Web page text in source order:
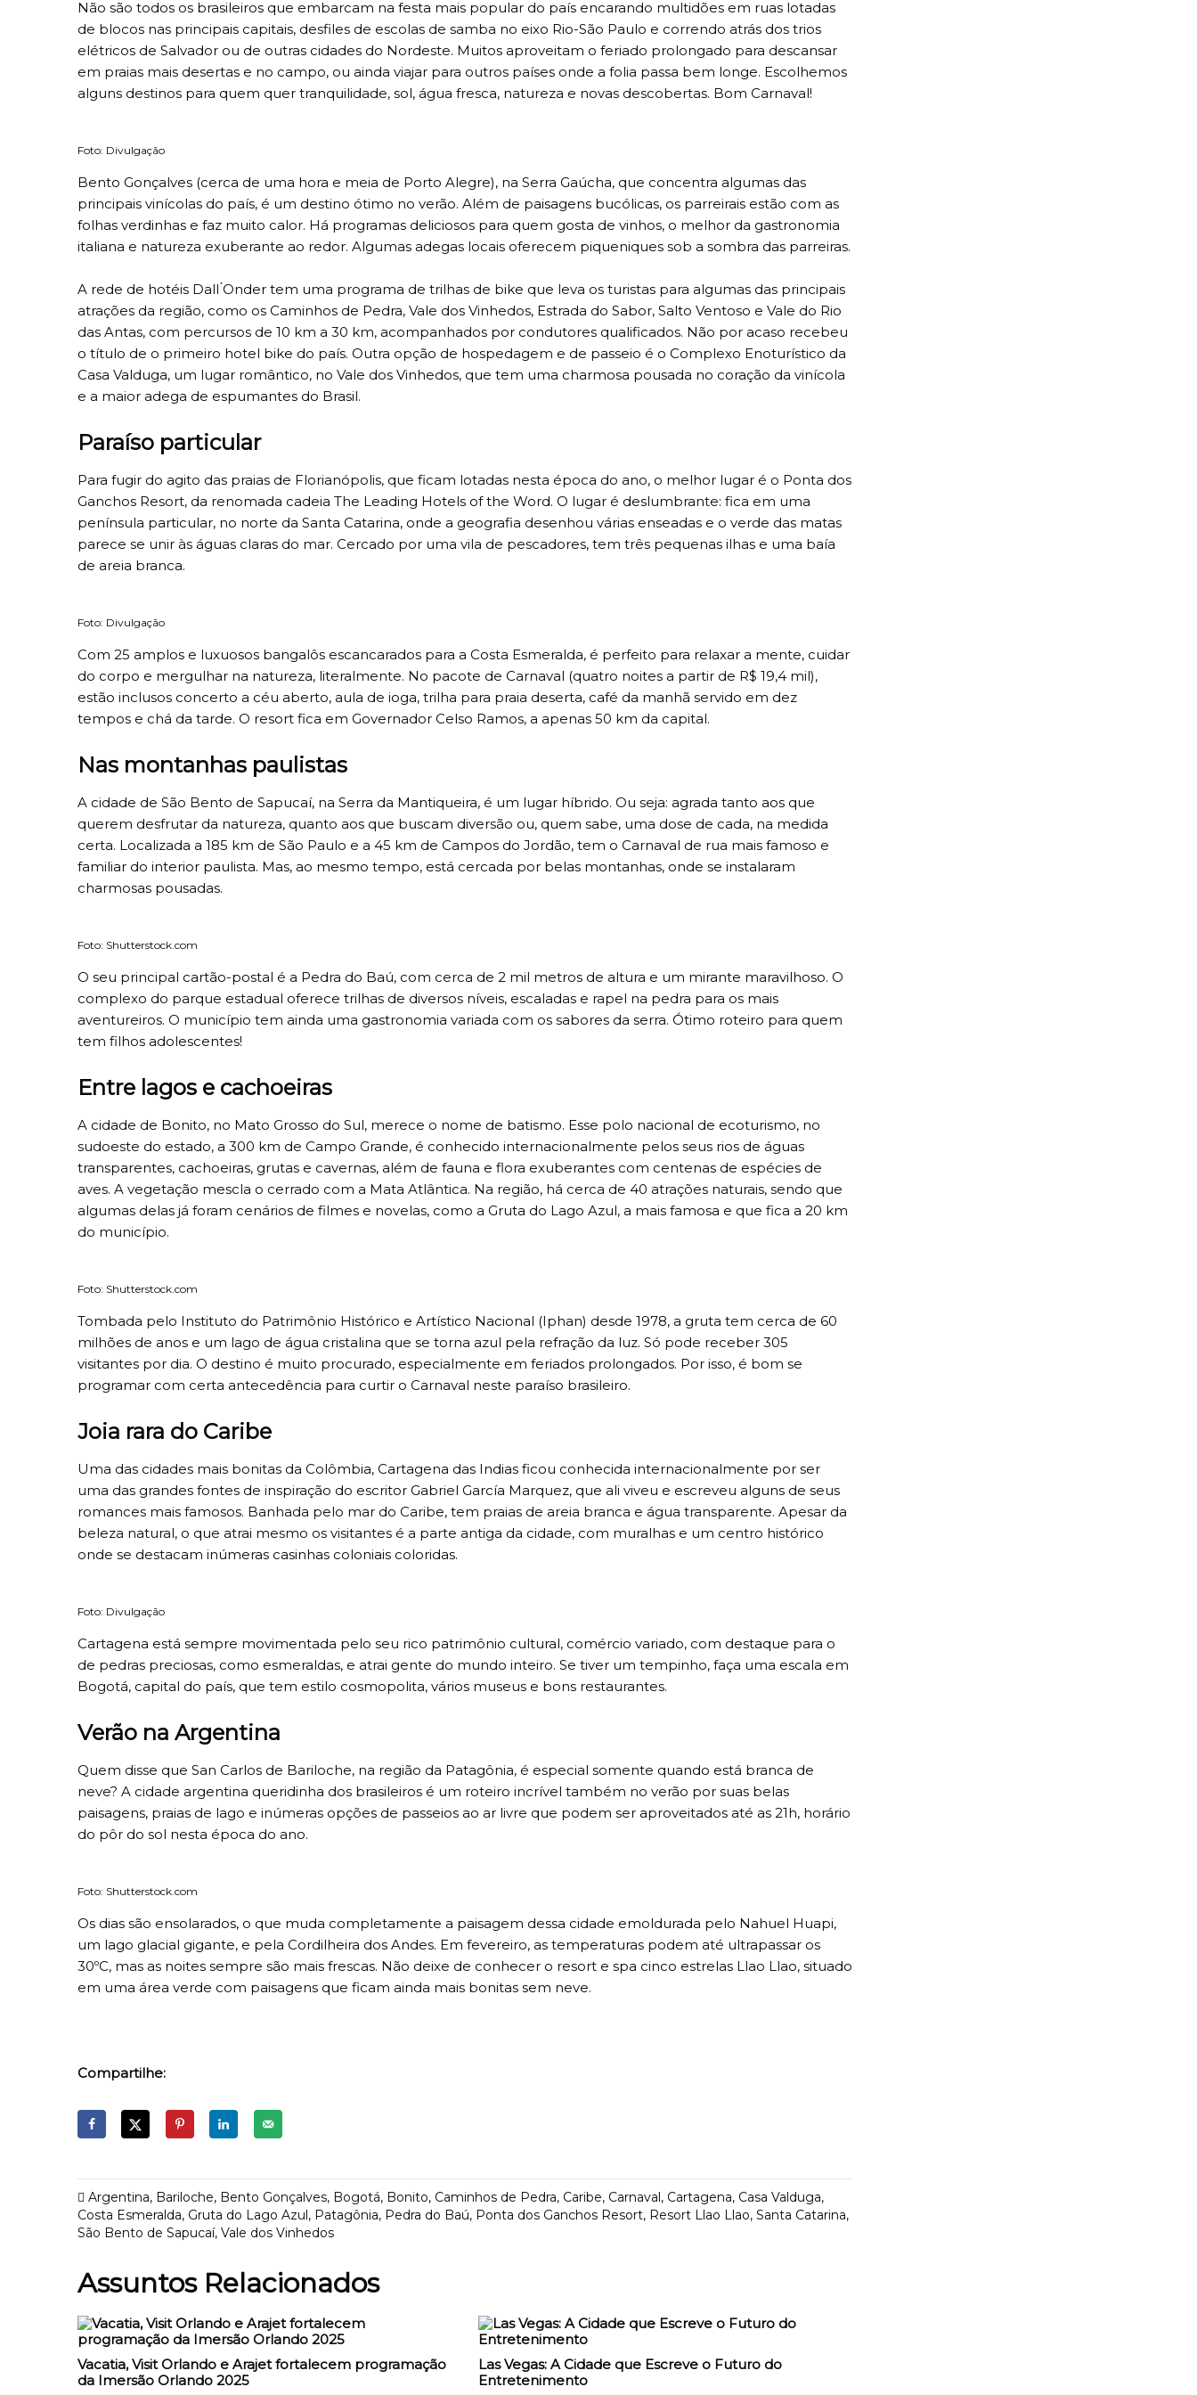
Não são todos os brasileiros que embarcam na festa mais popular do país encarando multidões em ruas lotadas
de blocos nas principais capitais, desfiles de escolas de samba no eixo Rio-São Paulo e correndo atrás dos trios
elétricos de Salvador ou de outras cidades do Nordeste. Muitos aproveitam o feriado prolongado para descansar
em praias mais desertas e no campo, ou ainda viajar para outros países onde a folia passa bem longe. Escolhemos
alguns destinos para quem quer tranquilidade, sol, água fresca, natureza e novas descobertas. Bom Carnaval!
Foto: Divulgação
Bento Gonçalves (cerca de uma hora e meia de Porto Alegre), na Serra Gaúcha, que concentra algumas das
principais vinícolas do país, é um destino ótimo no verão. Além de paisagens bucólicas, os parreirais estão com as
folhas verdinhas e faz muito calor. Há programas deliciosos para quem gosta de vinhos, o melhor da gastronomia
italiana e natureza exuberante ao redor. Algumas adegas locais oferecem piqueniques sob a sombra das parreiras.
A rede de hotéis Dall ́Onder tem uma programa de trilhas de bike que leva os turistas para algumas das principais
atrações da região, como os Caminhos de Pedra, Vale dos Vinhedos, Estrada do Sabor, Salto Ventoso e Vale do Rio
das Antas, com percursos de 10 km a 30 km, acompanhados por condutores qualificados. Não por acaso recebeu
o título de o primeiro hotel bike do país. Outra opção de hospedagem e de passeio é o Complexo Enoturístico da
Casa Valduga, um lugar romântico, no Vale dos Vinhedos, que tem uma charmosa pousada no coração da vinícola
e a maior adega de espumantes do Brasil.
Paraíso particular
Para fugir do agito das praias de Florianópolis, que ficam lotadas nesta época do ano, o melhor lugar é o Ponta dos
Ganchos Resort, da renomada cadeia The Leading Hotels of the Word. O lugar é deslumbrante: fica em uma
península particular, no norte da Santa Catarina, onde a geografia desenhou várias enseadas e o verde das matas
parece se unir às águas claras do mar. Cercado por uma vila de pescadores, tem três pequenas ilhas e uma baía
de areia branca.
Foto: Divulgação
Com 25 amplos e luxuosos bangalôs escancarados para a Costa Esmeralda, é perfeito para relaxar a mente, cuidar
do corpo e mergulhar na natureza, literalmente. No pacote de Carnaval (quatro noites a partir de R$ 19,4 mil),
estão inclusos concerto a céu aberto, aula de ioga, trilha para praia deserta, café da manhã servido em dez
tempos e chá da tarde. O resort fica em Governador Celso Ramos, a apenas 50 km da capital.
Nas montanhas paulistas
A cidade de São Bento de Sapucaí, na Serra da Mantiqueira, é um lugar híbrido. Ou seja: agrada tanto aos que
querem desfrutar da natureza, quanto aos que buscam diversão ou, quem sabe, uma dose de cada, na medida
certa. Localizada a 185 km de São Paulo e a 45 km de Campos do Jordão, tem o Carnaval de rua mais famoso e
familiar do interior paulista. Mas, ao mesmo tempo, está cercada por belas montanhas, onde se instalaram
charmosas pousadas.
Foto: Shutterstock.com
O seu principal cartão-postal é a Pedra do Baú, com cerca de 2 mil metros de altura e um mirante maravilhoso. O
complexo do parque estadual oferece trilhas de diversos níveis, escaladas e rapel na pedra para os mais
aventureiros. O município tem ainda uma gastronomia variada com os sabores da serra. Ótimo roteiro para quem
tem filhos adolescentes!
Entre lagos e cachoeiras
A cidade de Bonito, no Mato Grosso do Sul, merece o nome de batismo. Esse polo nacional de ecoturismo, no
sudoeste do estado, a 300 km de Campo Grande, é conhecido internacionalmente pelos seus rios de águas
transparentes, cachoeiras, grutas e cavernas, além de fauna e flora exuberantes com centenas de espécies de
aves. A vegetação mescla o cerrado com a Mata Atlântica. Na região, há cerca de 40 atrações naturais, sendo que
algumas delas já foram cenários de filmes e novelas, como a Gruta do Lago Azul, a mais famosa e que fica a 20 km
do município.
Foto: Shutterstock.com
Tombada pelo Instituto do Patrimônio Histórico e Artístico Nacional (Iphan) desde 1978, a gruta tem cerca de 60
milhões de anos e um lago de água cristalina que se torna azul pela refração da luz. Só pode receber 305
visitantes por dia. O destino é muito procurado, especialmente em feriados prolongados. Por isso, é bom se
programar com certa antecedência para curtir o Carnaval neste paraíso brasileiro.
Joia rara do Caribe
Uma das cidades mais bonitas da Colômbia, Cartagena das Indias ficou conhecida internacionalmente por ser
uma das grandes fontes de inspiração do escritor Gabriel García Marquez, que ali viveu e escreveu alguns de seus
romances mais famosos. Banhada pelo mar do Caribe, tem praias de areia branca e água transparente. Apesar da
beleza natural, o que atrai mesmo os visitantes é a parte antiga da cidade, com muralhas e um centro histórico
onde se destacam inúmeras casinhas coloniais coloridas.
Foto: Divulgação
Cartagena está sempre movimentada pelo seu rico patrimônio cultural, comércio variado, com destaque para o
de pedras preciosas, como esmeraldas, e atrai gente do mundo inteiro. Se tiver um tempinho, faça uma escala em
Bogotá, capital do país, que tem estilo cosmopolita, vários museus e bons restaurantes.
Verão na Argentina
Quem disse que San Carlos de Bariloche, na região da Patagônia, é especial somente quando está branca de
neve? A cidade argentina queridinha dos brasileiros é um roteiro incrível também no verão por suas belas
paisagens, praias de lago e inúmeras opções de passeios ao ar livre que podem ser aproveitados até as 21h, horário
do pôr do sol nesta época do ano.
Foto: Shutterstock.com
Os dias são ensolarados, o que muda completamente a paisagem dessa cidade emoldurada pelo Nahuel Huapi,
um lago glacial gigante, e pela Cordilheira dos Andes. Em fevereiro, as temperaturas podem até ultrapassar os
30ºC, mas as noites sempre são mais frescas. Não deixe de conhecer o resort e spa cinco estrelas Llao Llao, situado
em uma área verde com paisagens que ficam ainda mais bonitas sem neve.
Compartilhe:
Argentina, Bariloche, Bento Gonçalves, Bogotá, Bonito, Caminhos de Pedra, Caribe, Carnaval, Cartagena, Casa Valduga,
Costa Esmeralda, Gruta do Lago Azul, Patagônia, Pedra do Baú, Ponta dos Ganchos Resort, Resort Llao Llao, Santa Catarina,
São Bento de Sapucaí, Vale dos Vinhedos
Assuntos Relacionados
Vacatia, Visit Orlando e Arajet fortalecem programação
da Imersão Orlando 2025
Las Vegas: A Cidade que Escreve o Futuro do
Entretenimento